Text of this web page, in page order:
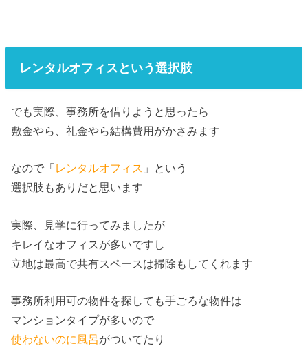
レンタルオフィスという選択肢
でも実際、事務所を借りようと思ったら
敷金やら、礼金やら結構費用がかさみます
なので「レンタルオフィス 」という
選択肢もありだと思います
実際、見学に行ってみましたが
キレイなオフィスが多いですし
立地は最高で共有スペースは掃除もしてくれます
事務所利用可の物件を探しても手ごろな物件は
マンションタイプが多いので
使わないのに風呂がついてたり